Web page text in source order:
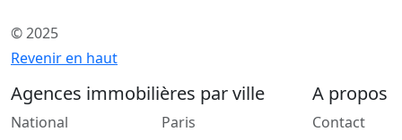
© 2025
Revenir en haut
Agences immobilières par ville
National
Paris
A propos
Contact